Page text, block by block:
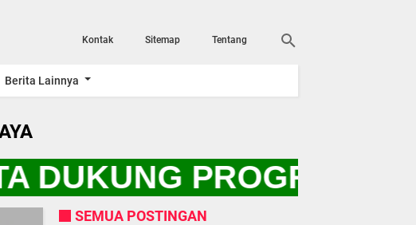
Kontak Sitemap Tentang
Berita Lainnya
PROGRAM
SEMUA POSTINGAN